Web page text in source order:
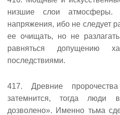
низшие слои
напряжения, ибо не следует
ее очищать, но не
равняться допущению
последствиями.
417. Древние
затемнится, тогда люди
дозволено». Именно тьма